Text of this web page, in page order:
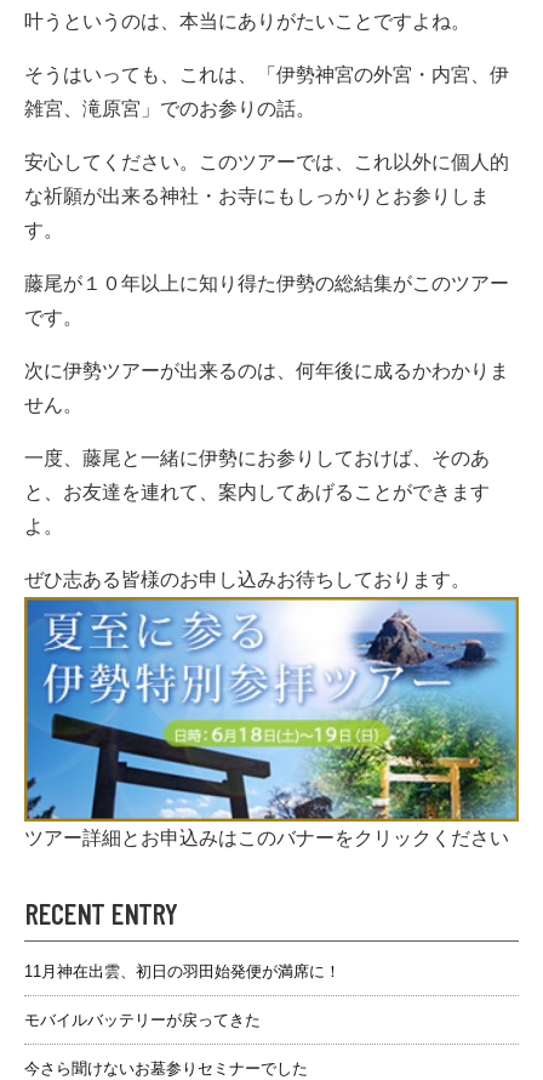
叶うというのは、本当にありがたいことですよね。
そうはいっても、これは、「伊勢神宮の外宮・内宮、伊
雑宮、滝原宮」でのお参りの話。
安心してください。このツアーでは、これ以外に個人的
な祈願が出来る神社・お寺にもしっかりとお参りしま
す。
藤尾が１０年以上に知り得た伊勢の総結集がこのツアー
です。
次に伊勢ツアーが出来るのは、何年後に成るかわかりま
せん。
一度、藤尾と一緒に伊勢にお参りしておけば、そのあ
と、お友達を連れて、案内してあげることができます
よ。
ぜひ志ある皆様のお申し込みお待ちしております。
ツアー詳細とお申込みはこのバナーをクリックください
RECENT ENTRY
11月神在出雲、初日の羽田始発便が満席に！
モバイルバッテリーが戻ってきた
今さら聞けないお墓参りセミナーでした